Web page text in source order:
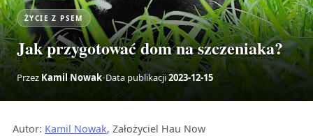
ŻYCIE Z PSEM
Jak przygotować dom na szczeniaka?
Przez Kamil Nowak•Data publikacji2023-12-15
Autor: Kamil Nowak, Założyciel Hau Now